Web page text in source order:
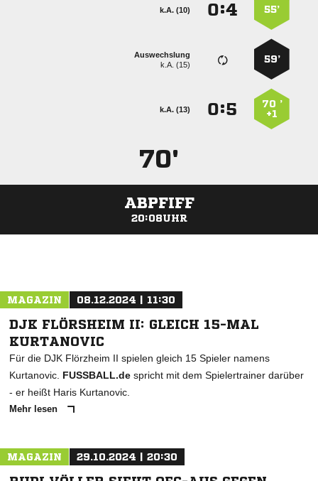
55’
:
k.A. (10)
59’
Auswechslung
k.A. (15)
70 ’
+1
:
k.A. (13)
70'
ABPFIFF
20:08UHR
MAGAZIN 08.12.2024 | 11:30
DJK FLÖRSHEIM II: GLEICH 15-MAL
KURTANOVIC
Für die DJK Flörzheim II spielen gleich 15 Spieler namens
Kurtanovic. FUSSBALL.de spricht mit dem Spielertrainer darüber
- er heißt Haris Kurtanovic.
Mehr lesen
MAGAZIN 29.10.2024 | 20:30